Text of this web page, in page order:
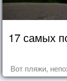
17 самых
Вот пляжи,